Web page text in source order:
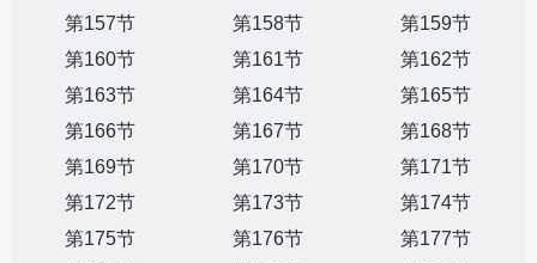
第157节 第158节
第159节
第160节
第161节
第162节
第163节
第164节
第165节
第166节
第167节
第168节
第169节
第170节
第171节
第172节
第173节
第174节
第175节
第176节
第177节